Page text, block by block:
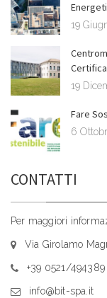
19
19
Fare
6
CONTATTI
Per maggiori
Via Girolamo
+39 0521/494389
info@bit-spa.it